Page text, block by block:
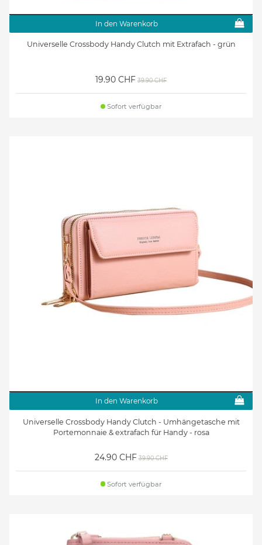
In den Warenkorb
Universelle Crossbody Handy Clutch mit Extrafach - grün
19.90 CHF 39.90 CHF
Sofort verfügbar
In den Warenkorb
Universelle Crossbody Handy Clutch - Umhängetasche mit
Portemonnaie & extrafach für Handy - rosa
24.90 CHF 39.90 CHF
Sofort verfügbar